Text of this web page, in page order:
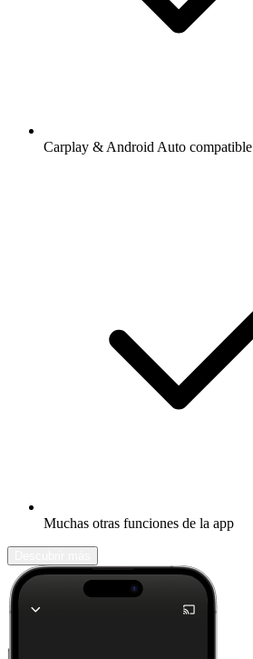
Carplay & Android Auto compatible
Muchas otras funciones de la app